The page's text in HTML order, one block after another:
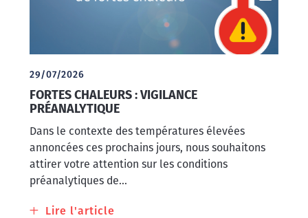
évoluent
29/07/2026
FORTES CHALEURS : VIGILANCE
PRÉANALYTIQUE
Dans le contexte des températures élevées
annoncées ces prochains jours, nous souhaitons
attirer votre attention sur les conditions
préanalytiques de...
Lire l'article